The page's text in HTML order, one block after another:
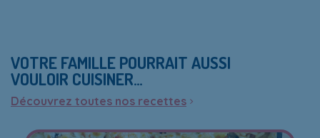
VOTRE FAMILLE POURRAIT AUSSI
VOULOIR CUISINER…
Découvrez toutes nos recettes